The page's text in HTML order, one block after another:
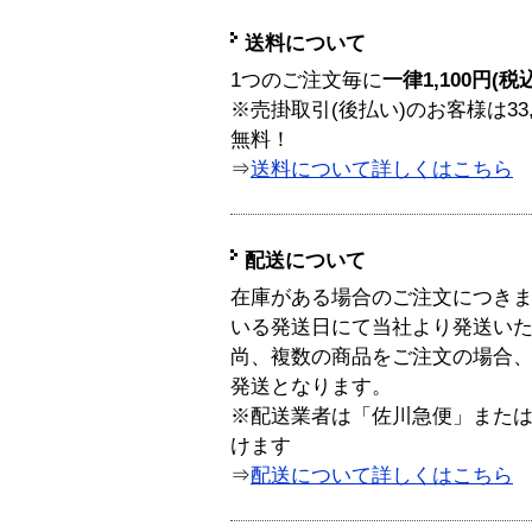
送料について
1つのご注文毎に一律1,100円(税
※売掛取引(後払い)のお客様は
無料！
⇒送料について詳しくはこちら
配送について
在庫がある場合のご注文につき
いる発送日にて当社より発送い
尚、複数の商品をご注文の場合
発送となります。
※配送業者は「佐川急便」また
けます
⇒配送について詳しくはこちら